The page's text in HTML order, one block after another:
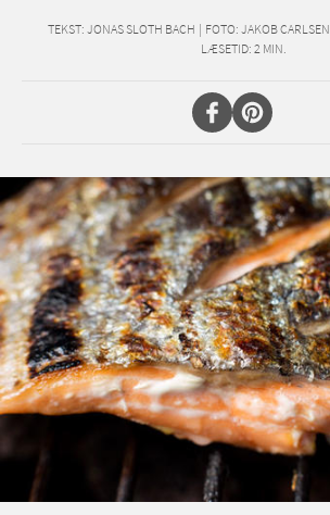
TEKST: JONAS SLOTH BACH | FOTO: JAKOB CARLSEN
LÆSETID: 2 MIN.